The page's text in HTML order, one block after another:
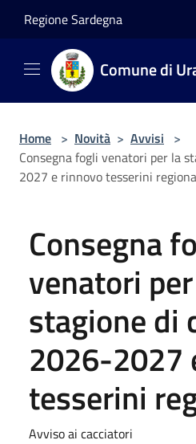
Regione Sardegna
Comune di
Home > Novità > Avvisi >
Consegna fogli venatori per la
2027 e rinnovo tesserini
Consegna
venatori
stagione di
2026-2027
tesserini
Avviso ai cacciatori